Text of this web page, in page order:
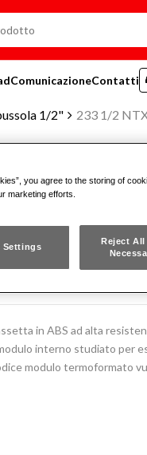
1/2" 233 1/2
ComunicazioneContatti
IMPRONTA
1/2 NTX/C9
in ABS ad alta
interno studiato per
modulo termoformato
you agree to the storing of
marketing efforts.
Settings
Reject